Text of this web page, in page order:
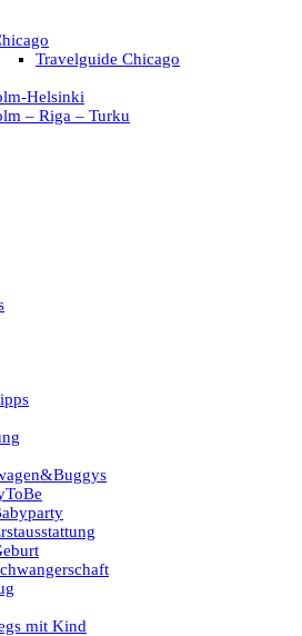
Travelguide Chicago
Helsinki
– Riga – Turku
mit Kind